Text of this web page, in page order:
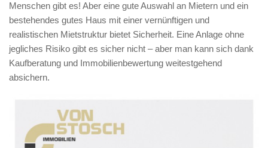
Menschen gibt es! Aber eine gute Auswahl an Mietern und ein
bestehendes gutes Haus mit einer vernünftigen und
realistischen Mietstruktur bietet Sicherheit. Eine Anlage ohne
jegliches Risiko gibt es sicher nicht – aber man kann sich dank
Kaufberatung und Immobilienbewertung weitestgehend
absichern.